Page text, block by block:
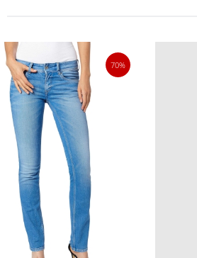
70%